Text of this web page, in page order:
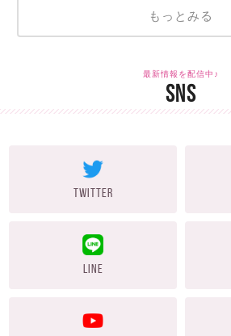
もっとみる
最新情報を配信中♪
SNS
TWITTER
LINE